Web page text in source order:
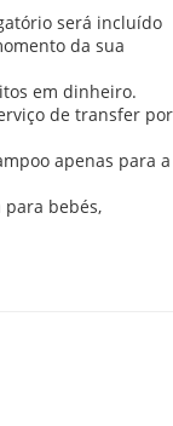
será incluído
da sua
em dinheiro.
de transfer por
apenas para a
para bebés,